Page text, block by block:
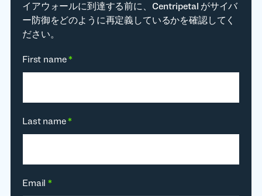
イアウォールに到達する前に、Centripetal がサイバ
ー防御をどのように再定義しているかを確認してく
ださい。
First name*
Last name*
Email*